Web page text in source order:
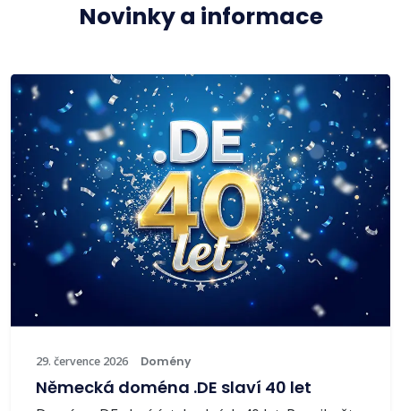
Novinky a informace
29. července 2026 Domény
Německá doména .DE slaví 40 let